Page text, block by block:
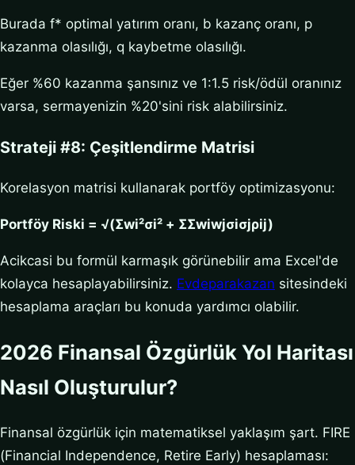
Burada f* optimal yatırım oranı, b kazanç oranı, p
kazanma olasılığı, q kaybetme olasılığı.
Eğer %60 kazanma şansınız ve 1:1.5 risk/ödül oranınız
varsa, sermayenizin %20'sini risk alabilirsiniz.
Strateji #8: Çeşitlendirme Matrisi
Korelasyon matrisi kullanarak portföy optimizasyonu:
Portföy Riski = √(Σwi²σi² + ΣΣwiwjσiσjρij)
Acikcasi bu formül karmaşık görünebilir ama Excel'de
kolayca hesaplayabilirsiniz. Evdeparakazan sitesindeki
hesaplama araçları bu konuda yardımcı olabilir.
2026 Finansal Özgürlük Yol Haritası
Nasıl Oluşturulur?
Finansal özgürlük için matematiksel yaklaşım şart. FIRE
(Financial Independence, Retire Early) hesaplaması: